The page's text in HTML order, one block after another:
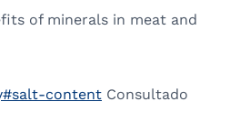
of minerals in meat and
content Consultado